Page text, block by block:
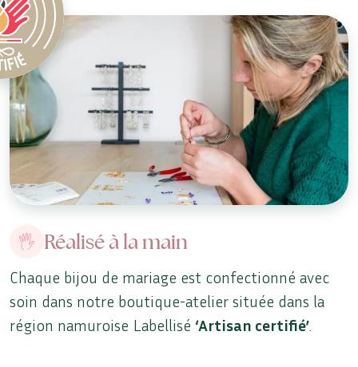
Réalisé à la main
Chaque bijou de mariage est confectionné avec
soin dans notre boutique-atelier située dans la
région namuroise Labellisé ‘Artisan certifié’.